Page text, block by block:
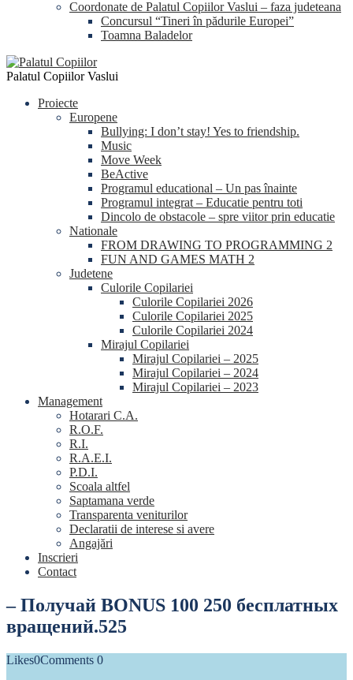
Coordonate de Palatul Copiilor Vaslui – faza judeteana
Concursul “Tineri în pădurile Europei”
Toamna Baladelor
Palatul Copiilor Vaslui
Proiecte
Europene
Bullying: I don’t stay! Yes to friendship.
Music
Move Week
BeActive
Programul educational – Un pas înainte
Programul integrat – Educatie pentru toti
Dincolo de obstacole – spre viitor prin educatie
Nationale
FROM DRAWING TO PROGRAMMING 2
FUN AND GAMES MATH 2
Judetene
Culorile Copilariei
Culorile Copilariei 2026
Culorile Copilariei 2025
Culorile Copilariei 2024
Mirajul Copilariei
Mirajul Copilariei – 2025
Mirajul Copilariei – 2024
Mirajul Copilariei – 2023
Management
Hotarari C.A.
R.O.F.
R.I.
R.A.E.I.
P.D.I.
Scoala altfel
Saptamana verde
Transparenta veniturilor
Declaratii de interese si avere
Angajări
Inscrieri
Contact
– Получай BONUS 100 250 бесплатных
вращений.525
Likes0Comments 0